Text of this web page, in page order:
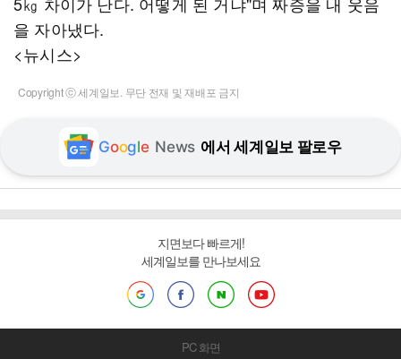
을 자아냈다.
<뉴시스>
Copyright ⓒ 세계일보. 무단 전재 및 재배포 금지
Google News 에서 세계일보 팔로우
지면보다 빠르게!
세계일보를 만나보세요
PC 화면